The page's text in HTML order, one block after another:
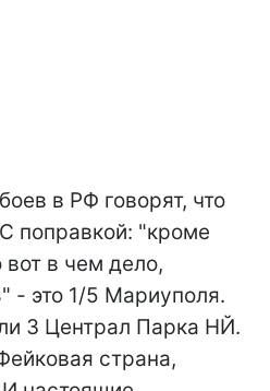
в РФ говорят, что
поправкой: "кроме
вот в чем дело,
- это 1/5 Мариуполя.
3 Централ Парка НЙ.
страна,